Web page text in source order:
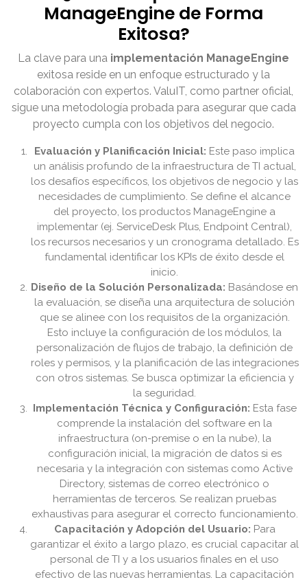
ManageEngine de Forma
Exitosa?
La clave para una implementación ManageEngine
exitosa reside en un enfoque estructurado y la
colaboración con expertos. ValuIT, como partner oficial,
sigue una metodología probada para asegurar que cada
proyecto cumpla con los objetivos del negocio.
Evaluación y Planificación Inicial: Este paso implica
un análisis profundo de la infraestructura de TI actual,
los desafíos específicos, los objetivos de negocio y las
necesidades de cumplimiento. Se define el alcance
del proyecto, los productos ManageEngine a
implementar (ej. ServiceDesk Plus, Endpoint Central),
los recursos necesarios y un cronograma detallado. Es
fundamental identificar los KPIs de éxito desde el
inicio.
Diseño de la Solución Personalizada: Basándose en
la evaluación, se diseña una arquitectura de solución
que se alinee con los requisitos de la organización.
Esto incluye la configuración de los módulos, la
personalización de flujos de trabajo, la definición de
roles y permisos, y la planificación de las integraciones
con otros sistemas. Se busca optimizar la eficiencia y
la seguridad.
Implementación Técnica y Configuración: Esta fase
comprende la instalación del software en la
infraestructura (on-premise o en la nube), la
configuración inicial, la migración de datos si es
necesaria y la integración con sistemas como Active
Directory, sistemas de correo electrónico o
herramientas de terceros. Se realizan pruebas
exhaustivas para asegurar el correcto funcionamiento.
Capacitación y Adopción del Usuario: Para
garantizar el éxito a largo plazo, es crucial capacitar al
personal de TI y a los usuarios finales en el uso
efectivo de las nuevas herramientas. La capacitación